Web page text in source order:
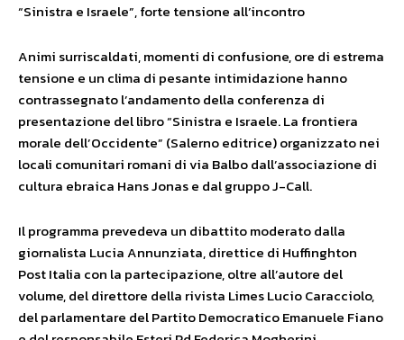
“Sinistra e Israele”, forte tensione all’incontro
Animi surriscaldati, momenti di confusione, ore di estrema
tensione e un clima di pesante intimidazione hanno
contrassegnato l’andamento della conferenza di
presentazione del libro “Sinistra e Israele. La frontiera
morale dell’Occidente” (Salerno editrice) organizzato nei
locali comunitari romani di via Balbo dall’associazione di
cultura ebraica Hans Jonas e dal gruppo J-Call.
Il programma prevedeva un dibattito moderato dalla
giornalista Lucia Annunziata, direttice di Huffinghton
Post Italia con la partecipazione, oltre all’autore del
volume, del direttore della rivista Limes Lucio Caracciolo,
del parlamentare del Partito Democratico Emanuele Fiano